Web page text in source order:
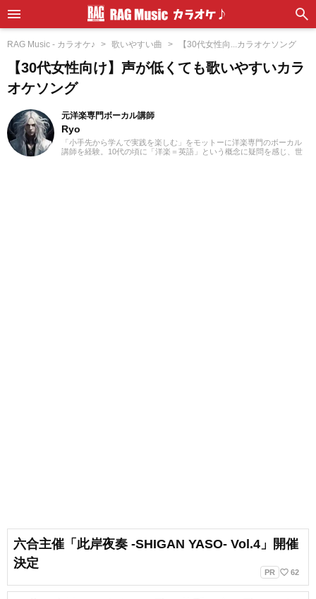
RAG Music - カラオケ♪ 歌いやすい曲 【30代女性向...カラオケソング
【30代女性向け】声が低くても歌いやすいカラ
オケソング
元洋楽専門ボーカル講師
Ryo
「小手先から学んで実践を楽しむ」をモットーに洋楽専門のボーカル
講師を経験。10代の頃に「洋楽＝英語」という概念に疑問を感じ、世
六合主催「此岸夜奏 -SHIGAN YASO- Vol.4」開催
決定
PR favorite_border 62